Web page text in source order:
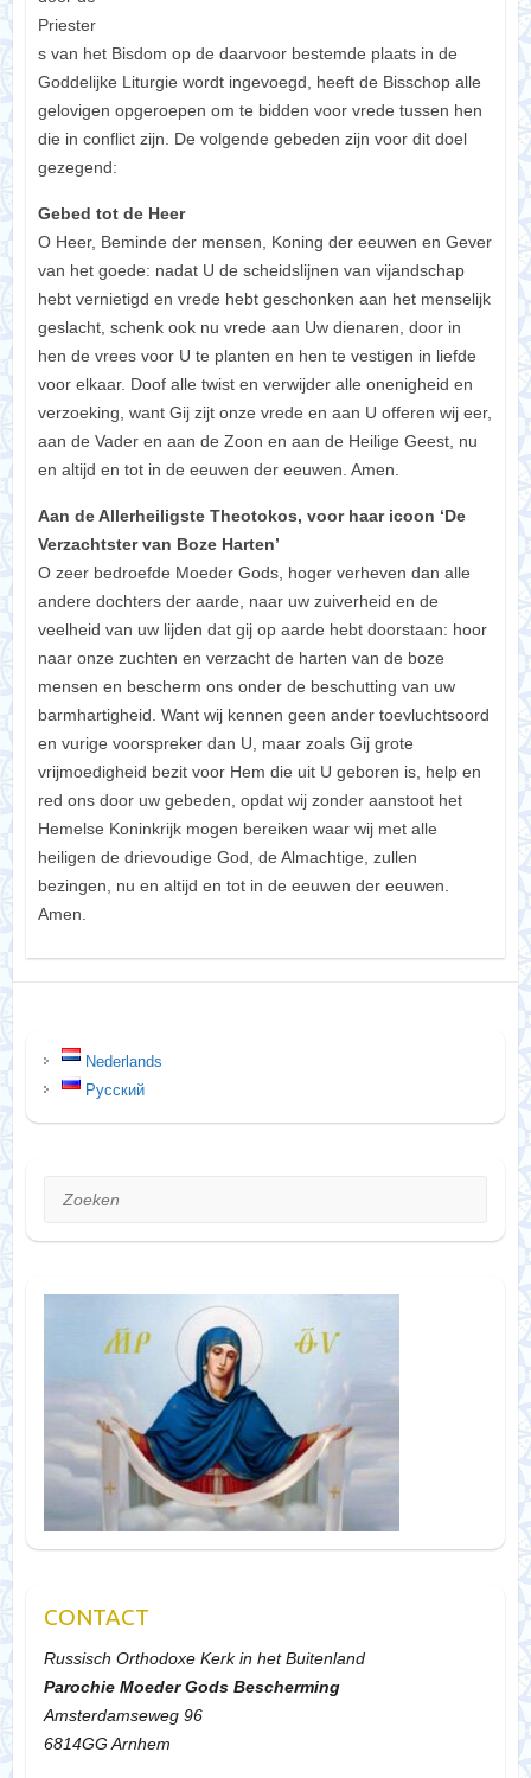
Priester
s van het Bisdom op de daarvoor bestemde plaats in de
Goddelijke Liturgie wordt ingevoegd, heeft de Bisschop alle
gelovigen opgeroepen om te bidden voor vrede tussen hen
die in conflict zijn. De volgende gebeden zijn voor dit doel
gezegend:
Gebed tot de Heer
O Heer, Beminde der mensen, Koning der eeuwen en Gever
van het goede: nadat U de scheidslijnen van vijandschap
hebt vernietigd en vrede hebt geschonken aan het menselijk
geslacht, schenk ook nu vrede aan Uw dienaren, door in
hen de vrees voor U te planten en hen te vestigen in liefde
voor elkaar. Doof alle twist en verwijder alle onenigheid en
verzoeking, want Gij zijt onze vrede en aan U offeren wij eer,
aan de Vader en aan de Zoon en aan de Heilige Geest, nu
en altijd en tot in de eeuwen der eeuwen. Amen.
Aan de Allerheiligste Theotokos, voor haar icoon ‘De
Verzachtster van Boze Harten’
O zeer bedroefde Moeder Gods, hoger verheven dan alle
andere dochters der aarde, naar uw zuiverheid en de
veelheid van uw lijden dat gij op aarde hebt doorstaan: hoor
naar onze zuchten en verzacht de harten van de boze
mensen en bescherm ons onder de beschutting van uw
barmhartigheid. Want wij kennen geen ander toevluchtsoord
en vurige voorspreker dan U, maar zoals Gij grote
vrijmoedigheid bezit voor Hem die uit U geboren is, help en
red ons door uw gebeden, opdat wij zonder aanstoot het
Hemelse Koninkrijk mogen bereiken waar wij met alle
heiligen de drievoudige God, de Almachtige, zullen
bezingen, nu en altijd en tot in de eeuwen der eeuwen.
Amen.
Nederlands
Русский
Zoeken
CONTACT
Russisch Orthodoxe Kerk in het Buitenland
Parochie Moeder Gods Bescherming
Amsterdamseweg 96
6814GG Arnhem